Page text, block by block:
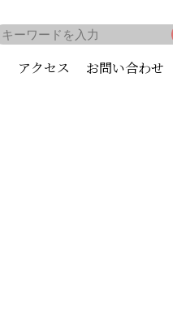
アクセス お問い合わせ